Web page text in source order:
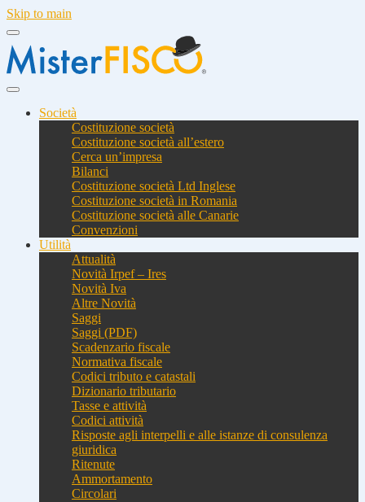
Skip to main
Società
Costituzione società
Costituzione società all’estero
Cerca un’impresa
Bilanci
Costituzione società Ltd Inglese
Costituzione società in Romania
Costituzione società alle Canarie
Convenzioni
Utilità
Attualità
Novità Irpef – Ires
Novità Iva
Altre Novità
Saggi
Saggi (PDF)
Scadenzario fiscale
Normativa fiscale
Codici tributo e catastali
Dizionario tributario
Tasse e attività
Codici attività
Risposte agli interpelli e alle istanze di consulenza
giuridica
Ritenute
Ammortamento
Circolari